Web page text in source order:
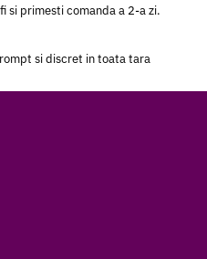
si primesti comanda a 2-a zi.
si discret in toata tara